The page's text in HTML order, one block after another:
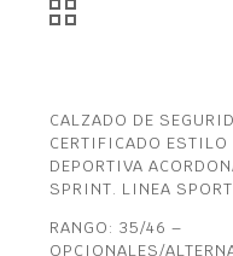
CALZADO DE
CERTIFICADO
DEPORTIVA
SPRINT. LINEA
RANGO: 35/46 –
OPCIONALES/